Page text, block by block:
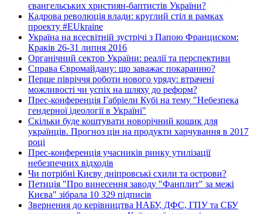
євангельських християн-баптистів України?
Кадрова революція влади: круглий стіл в рамках
проекту #EUkraine
Україна на всесвітній зустрічі з Папою Франциском:
Краків 26-31 липня 2016
Органічний сектор України: реалії та перспективи
Справа Євромайдану: що заважає покаранню?
Перше півріччя роботи нового уряду: втрачені
можливості чи успіх на шляху до реформ?
Прес-конференція Габріели Кубі на тему "Небезпека
гендерної ідеології в Україні"
Скільки буде коштувати новорічний кошик для
українців. Прогноз цін на продукти харчування в 2017
році
Прес-конференція учасників ринку утилізації
небезпечних відходів
Чи потрібні Києву дніпровські схили та острови?
Петиція "Про винесення заводу "Фанплит" за межі
Києва" зібрала 10 329 підписів
Звернення до керівництва НАБУ, ДФС, ГПУ та СБУ